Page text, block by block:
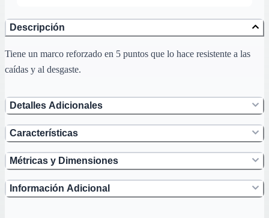
Descripción
Tiene un marco reforzado en 5 puntos que lo hace resistente a las
caídas y al desgaste.
Detalles Adicionales
Características
Métricas y Dimensiones
Información Adicional